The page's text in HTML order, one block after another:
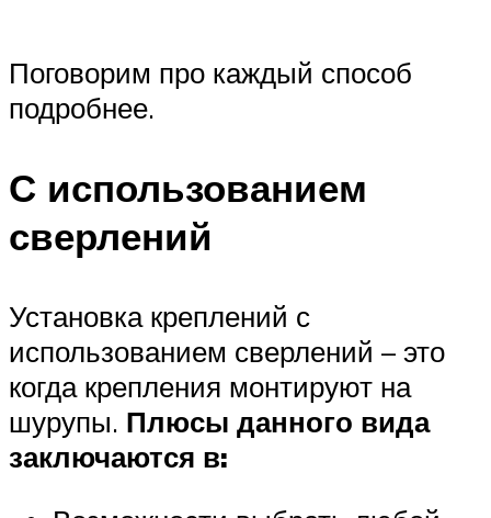
Поговорим про каждый способ
подробнее.
С использованием
сверлений
Установка креплений с
использованием сверлений – это
когда крепления монтируют на
шурупы. Плюсы данного вида
заключаются в: